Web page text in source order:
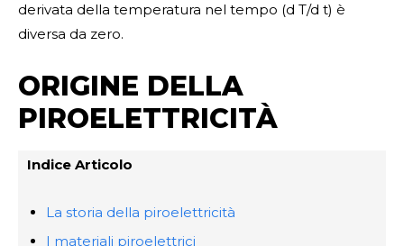
derivata della temperatura nel tempo (d T/d t) è
diversa da zero.
ORIGINE DELLA
PIROELETTRICITÀ
Indice Articolo
La storia della piroelettricità
I materiali piroelettrici